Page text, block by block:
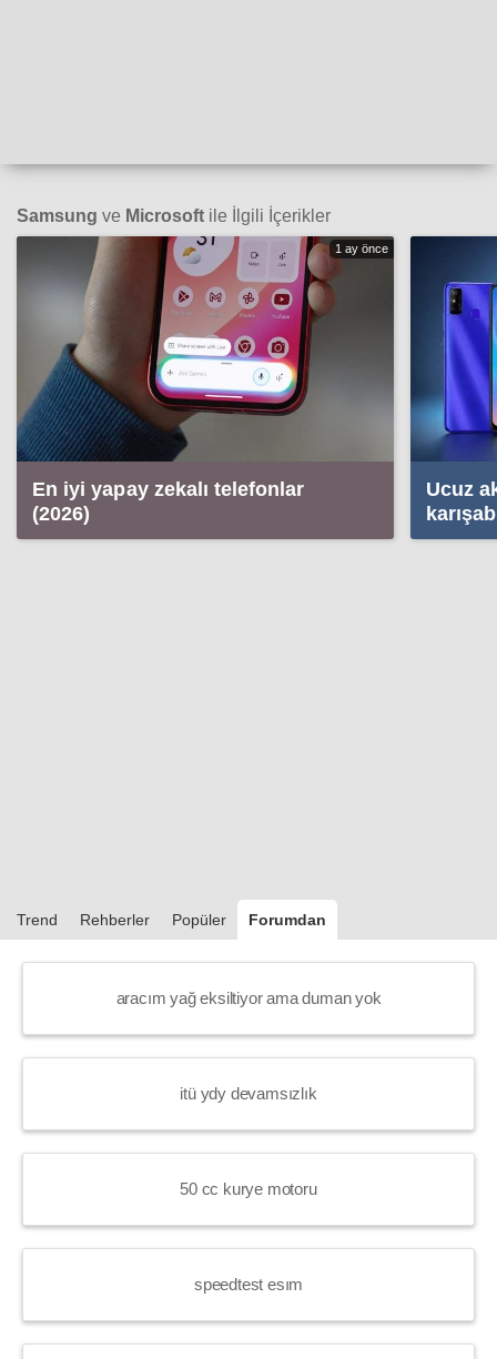
Samsung ve Microsoft ile İlgili İçerikler
1 ay önce
En iyi yapay zekalı telefonlar
(2026)
Ucuz
Trend Rehberler Popüler Forumdan
aracım yağ eksiltiyor ama duman yok
itü ydy devamsızlık
50 cc kurye motoru
speedtest esım